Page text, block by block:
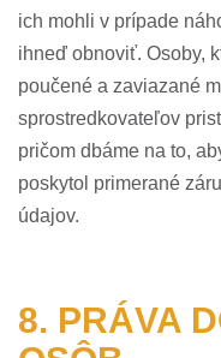
ich mohli v prípade
ihneď obnoviť. Osoby,
poučené a zaviazané
sprostredkovateľov
pričom dbáme na to,
poskytol primerané
údajov.
8. PRÁVA